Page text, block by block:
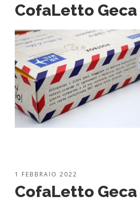
CofaLetto Geca
1 FEBBRAIO 2022
CofaLetto Geca